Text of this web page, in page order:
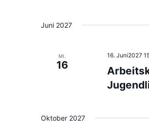
Juni 2027
MI.
16
16. Juni2027
Oktober 2027